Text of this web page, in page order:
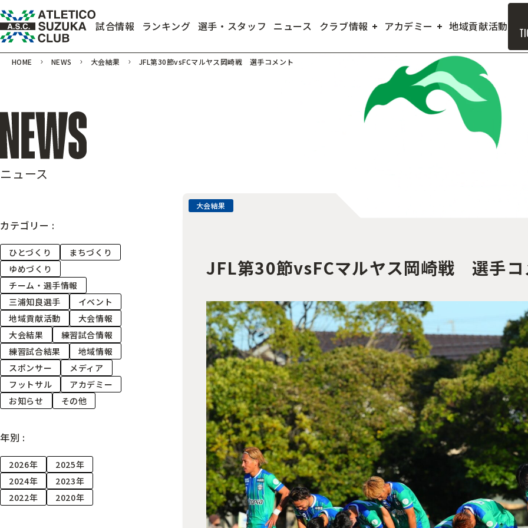
試合情報 ランキング 選手・スタッフ ニュース クラブ情報 アカデミー 地域貢献活動
HOME NEWS 大会結果 JFL第30節vsFCマルヤス岡崎戦 選手コメント
ニュース
カテゴリー :
ひとづくり
まちづくり
ゆめづくり
チーム・選手情報
三浦知良選手
イベント
地域貢献活動
大会情報
大会結果
練習試合情報
練習試合結果
地域情報
スポンサー
メディア
フットサル
アカデミー
お知らせ
その他
年別 :
2026年
2025年
2024年
2023年
2022年
2020年
大会結果
JFL第30節vsFCマルヤス岡崎戦 選手コ